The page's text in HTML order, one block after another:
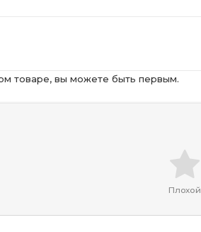
товаре, вы можете быть первым.
Плохой